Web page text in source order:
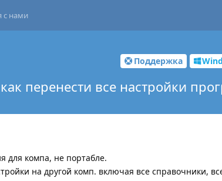
с нами
Поддержка
как перенести все настройки
для компа, не портабле.
на другой комп. включая все справочники,